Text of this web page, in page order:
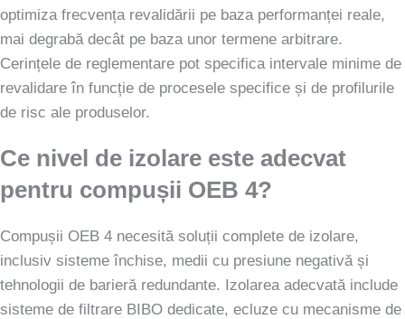
optimiza frecvența revalidării pe baza performanței reale,
mai degrabă decât pe baza unor termene arbitrare.
Cerințele de reglementare pot specifica intervale minime de
revalidare în funcție de procesele specifice și de profilurile
de risc ale produselor.
Ce nivel de izolare este adecvat
pentru compușii OEB 4?
Compușii OEB 4 necesită soluții complete de izolare,
inclusiv sisteme închise, medii cu presiune negativă și
tehnologii de barieră redundante. Izolarea adecvată include
sisteme de filtrare BIBO dedicate, ecluze cu mecanisme de